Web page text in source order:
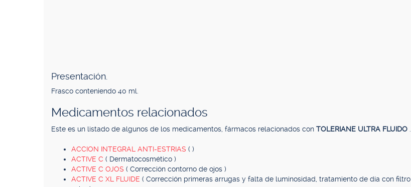
Presentación.
Frasco conteniendo 40 ml.
Medicamentos relacionados
Este es un listado de algunos de los medicamentos, fármacos relacionados con TOLERIANE ULTRA FLUIDO
ACCION INTEGRAL ANTI-ESTRIAS ( )
ACTIVE C ( Dermatocosmético )
ACTIVE C OJOS ( Corrección contorno de ojos )
ACTIVE C XL FLUIDE ( Corrección primeras arrugas y falta de luminosidad, tratamiento de día con filtro